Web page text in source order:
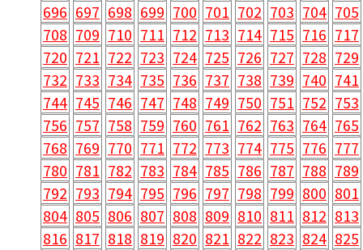
696 697 698 699 700 701 702 703 704 705
708 709 710 711 712 713 714 715 716 717
720 721 722 723 724 725 726 727 728 729
732 733 734 735 736 737 738 739 740 741
744 745 746 747 748 749 750 751 752 753
756 757 758 759 760 761 762 763 764 765
768 769 770 771 772 773 774 775 776 777
780 781 782 783 784 785 786 787 788 789
792 793 794 795 796 797 798 799 800 801
804 805 806 807 808 809 810 811 812 813
816 817 818 819 820 821 822 823 824 825